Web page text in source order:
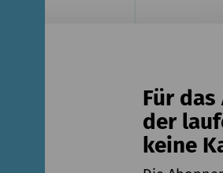
Für
der
keine